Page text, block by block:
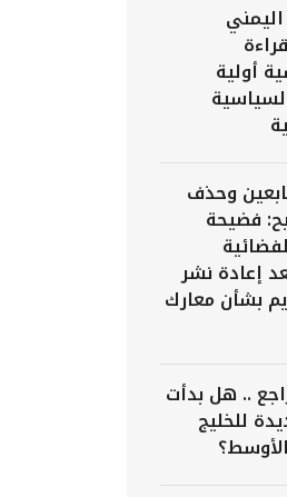
أولية
وحذف
فضيحة
إعادة نشر
بشأن معارك
.. هل بدأت
للخليج